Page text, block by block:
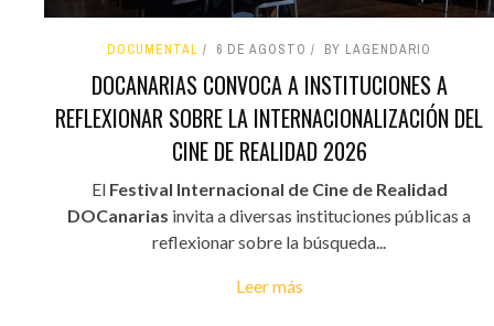
DOCUMENTAL 6 DE AGOSTO BY LAGENDARIO
DOCANARIAS CONVOCA A INSTITUCIONES A
REFLEXIONAR SOBRE LA INTERNACIONALIZACIÓN DEL
CINE DE REALIDAD 2026
El Festival Internacional de Cine de Realidad
DOCanarias invita a diversas instituciones públicas a
reflexionar sobre la búsqueda...
Leer más